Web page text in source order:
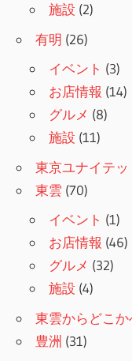
施設 (2)
有明 (26)
イベント (3)
お店情報 (14)
グルメ (8)
施設 (11)
東京ユナイテッ
東雲 (70)
イベント (1)
お店情報 (46)
グルメ (32)
施設 (4)
東雲からどこか
豊洲 (31)